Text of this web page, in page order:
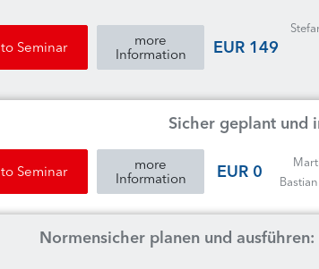
149 EUR
more
Information
to Seminar
Sicher geplant und
0 EUR
more
Information
to Seminar
Normensicher planen und